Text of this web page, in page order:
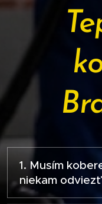
1. Musím
niekam